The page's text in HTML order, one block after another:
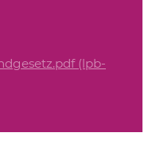
(lpb-